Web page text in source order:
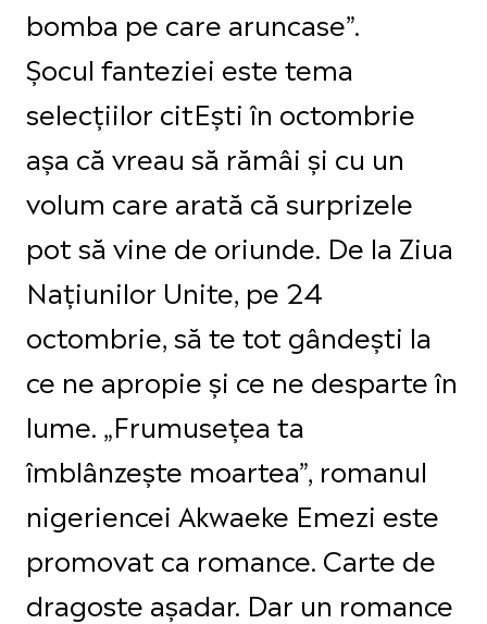
bomba pe care aruncase”.
Șocul fanteziei este tema
selecțiilor citEști în octombrie
așa că vreau să rămâi și cu un
volum care arată că surprizele
pot să vine de oriunde. De la Ziua
Națiunilor Unite, pe 24
octombrie, să te tot gândești la
ce ne apropie și ce ne desparte în
lume. „Frumusețea ta
îmblânzește moartea”, romanul
nigeriencei Akwaeke Emezi este
promovat ca romance. Carte de
dragoste așadar. Dar un romance